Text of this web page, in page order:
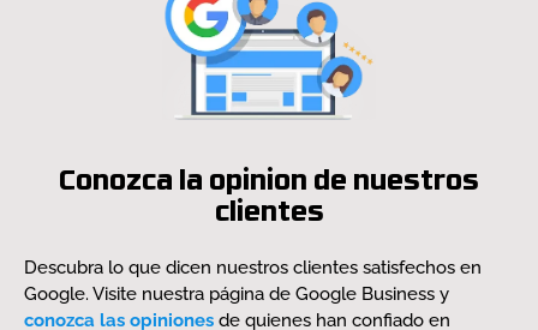
Conozca la opinion de nuestros
clientes
Descubra lo que dicen nuestros clientes satisfechos en
Google. Visite nuestra página de Google Business y
conozca las opiniones de quienes han confiado en